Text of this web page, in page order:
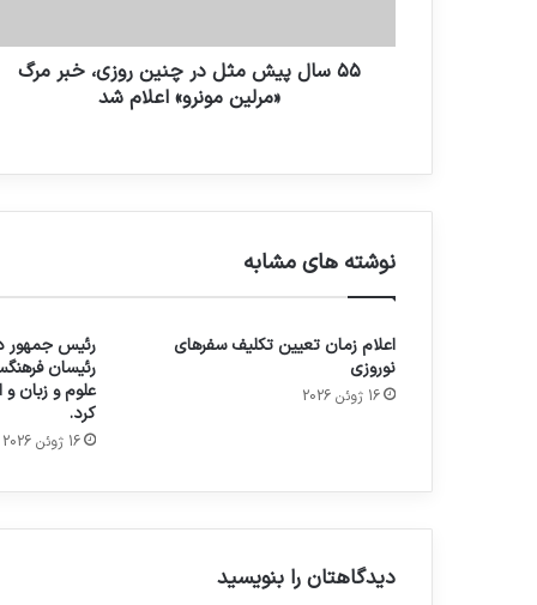
۵۵ سال پیش مثل در چنین روزی، خبر مرگ
«مرلین مونرو» اعلام شد
نوشته های مشابه
اعلام زمان تعیین تکلیف سفرهای
نوروزی
16 ژوئن 2026
رئیس جمهور
رئیسان
علوم و زبان
کرد.
16 ژوئن 2026
دیدگاهتان را بنویسید